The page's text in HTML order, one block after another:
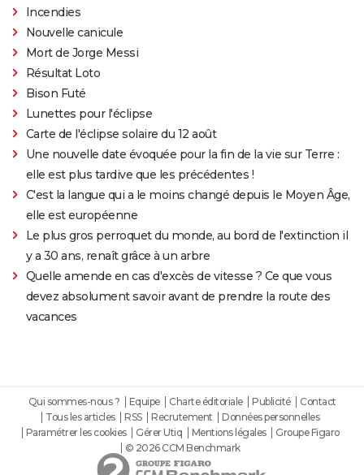
Incendies
Nouvelle canicule
Mort de Jorge Messi
Résultat Loto
Bison Futé
Lunettes pour l'éclipse
Carte de l'éclipse solaire du 12 août
Une nouvelle date évoquée pour la fin de la vie sur Terre :
elle est plus tardive que les précédentes !
C'est la langue qui a le moins changé depuis le Moyen Âge,
elle est européenne
Le plus gros perroquet du monde, au bord de l'extinction il
y a 30 ans, renaît grâce à un arbre
Quelle amende en cas d'excès de vitesse ? Ce que vous
devez absolument savoir avant de prendre la route des
vacances
Qui sommes-nous ? Equipe Charte éditoriale Publicité
Contact
Tous les articles
RSS Recrutement
Données personnelles
Paramétrer les cookies
Gérer Utiq Mentions légales
Groupe Figaro
© 2026 CCM Benchmark